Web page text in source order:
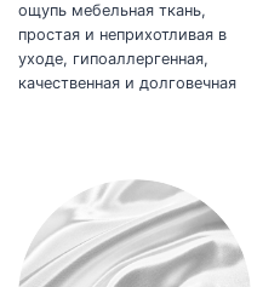
ощупь мебельная ткань,
простая и неприхотливая в
уходе, гипоаллергенная,
качественная и долговечная